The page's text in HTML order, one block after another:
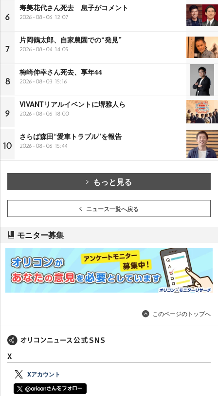
6
寿美花代さん死去 息子がコメント
2026-08-06 12:07
7
片岡鶴太郎、自家農園での“発見”
2026-08-04 14:05
8
梅崎伸幸さん死去、享年44
2026-08-03 15:16
9
VIVANTリアルイベントに堺雅人ら
2026-08-06 18:00
10
さらば森田“愛車トラブル”を報告
2026-08-06 15:44
もっと見る
ニュース一覧へ戻る
モニター募集
このページのトップへ
X
Xアカウント